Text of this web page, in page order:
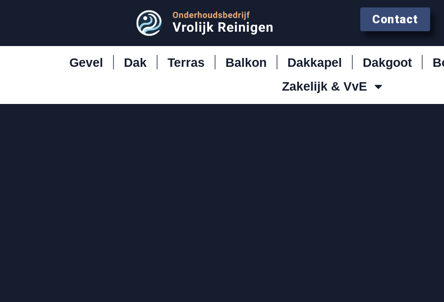
Contact
Gevel Dak Terras Balkon Dakkapel Dakgoot
Zakelijk & VvE